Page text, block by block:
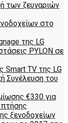
των ζευγαριών
στο
της LG
PYLON σε
Smart TV της LG
Συνέλευση του
€330 για
ξενοδοχείων